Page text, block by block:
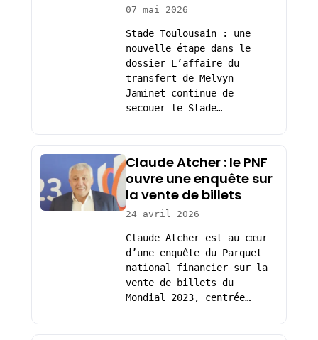
07 mai 2026
Stade Toulousain : une
nouvelle étape dans le
dossier L’affaire du
transfert de Melvyn
Jaminet continue de
secouer le Stade…
Claude Atcher : le PNF
ouvre une enquête sur
la vente de billets
24 avril 2026
Claude Atcher est au cœur
d’une enquête du Parquet
national financier sur la
vente de billets du
Mondial 2023, centrée…